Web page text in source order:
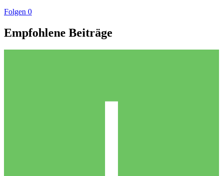
Folgen 0
Empfohlene Beiträge